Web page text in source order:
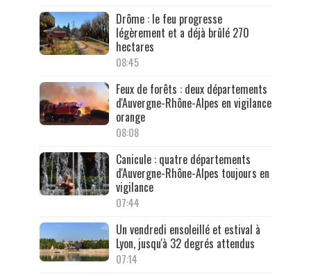
Drôme : le feu progresse
légèrement et a déjà brûlé 270
hectares
08:45
Feux de forêts : deux départements
d'Auvergne-Rhône-Alpes en vigilance
orange
08:08
Canicule : quatre départements
d'Auvergne-Rhône-Alpes toujours en
vigilance
07:44
Un vendredi ensoleillé et estival à
Lyon, jusqu'à 32 degrés attendus
07:14